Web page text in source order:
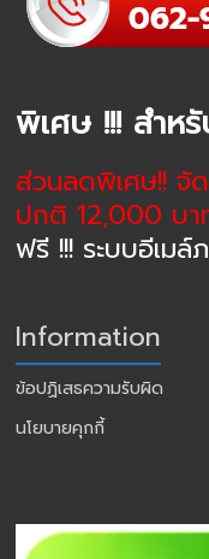
พิเศษ !!! สำห
ส่วนลดพิเศษ!! จั
ปกติ 12,000 บา
ฟรี !!! ระบบอีเมล์
Information
ข้อปฏิเสธความรับผิด
นโยบายคุกกี้